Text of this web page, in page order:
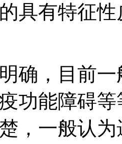
具有特征
确，目前
功能障碍
，一般认